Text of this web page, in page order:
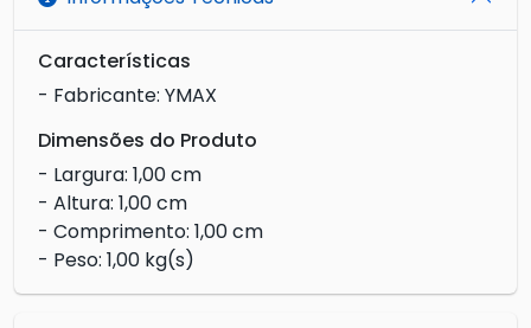
Características
- Fabricante: YMAX
Dimensões do Produto
- Largura: 1,00 cm
- Altura: 1,00 cm
- Comprimento: 1,00 cm
- Peso: 1,00 kg(s)